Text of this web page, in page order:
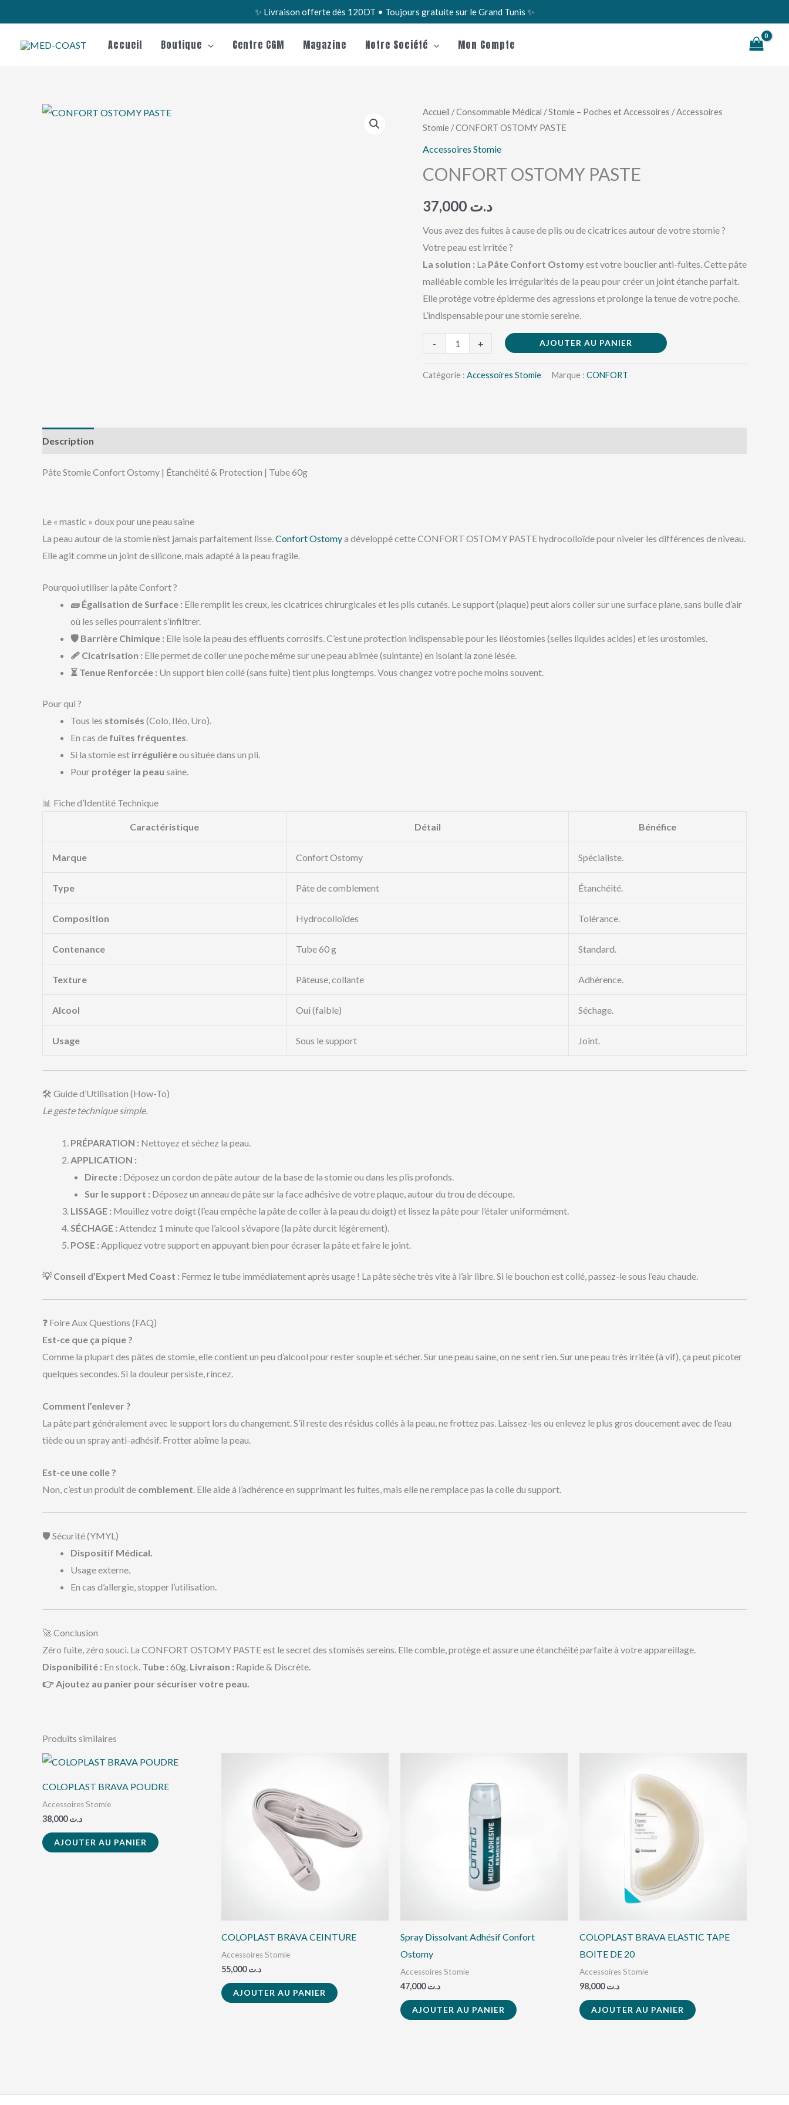
au
contenu
✨ Livraison offerte dès 120DT • Toujours gratuite sur le Grand Tunis ✨
Accueil Boutique Centre CGM Magazine Notre Société Mon Compte Rechercher
Accueil /Consommable Médical /Stomie – Poches et Accessoires /Accessoires
Stomie / CONFORT OSTOMY PASTE
Accessoires Stomie
CONFORT OSTOMY PASTE
د.ت
Vous avez des fuites à cause de plis ou de cicatrices autour de votre stomie ?
Votre peau est irritée ?
La solution : La Pâte Confort Ostomyest votre bouclier anti-fuites. Cette pâte
malléable comble les irrégularités de la peau pour créer un joint étanche parfait.
Elle protège votre épiderme des agressions et prolonge la tenue de votre poche.
L’indispensable pour une stomie sereine.
-
quantité
de
CONFORT
PASTE
+ AJOUTER AU PANIER
Catégorie : Accessoires Stomie Marque : CONFORT
Description
Pâte Stomie Confort Ostomy | Étanchéité & Protection | Tube 60g
Le « mastic » doux pour une peau saine
La peau autour de la stomie n’est jamais parfaitement lisse. Confort Ostomya développé cette CONFORT OSTOMY PASTE hydrocolloïde pour niveler les différences de niveau.
Elle agit comme un joint de silicone, mais adapté à la peau fragile.
Pourquoi utiliser la pâte Confort ?
🧱 Égalisation de Surface : Elle remplit les creux, les cicatrices chirurgicales et les plis cutanés. Le support (plaque) peut alors coller sur une surface plane, sans bulle d’air
où les selles pourraient s’infiltrer.
🛡️ Barrière Chimique : Elle isole la peau des effluents corrosifs. C’est une protection indispensable pour les iléostomies (selles liquides acides) et les urostomies.
🩹 Cicatrisation : Elle permet de coller une poche même sur une peau abîmée (suintante) en isolant la zone lésée.
⏳ Tenue Renforcée : Un support bien collé (sans fuite) tient plus longtemps. Vous changez votre poche moins souvent.
Pour qui ?
Tous les stomisés (Colo, Iléo, Uro).
En cas de fuites fréquentes.
Si la stomie est irrégulièreou située dans un pli.
Pour protéger la peau saine.
📊 Fiche d’Identité Technique
Caractéristique Détail Bénéfice
Marque Confort Ostomy Spécialiste.
Type Pâte de comblement Étanchéité.
Composition Hydrocolloïdes Tolérance.
Contenance Tube 60 g Standard.
Texture Pâteuse, collante Adhérence.
Alcool Oui (faible) Séchage.
Usage Sous le support Joint.
🛠️ Guide d’Utilisation (How-To)
Le geste technique simple.
PRÉPARATION : Nettoyez et séchez la peau.
APPLICATION :
Directe : Déposez un cordon de pâte autour de la base de la stomie ou dans les plis profonds.
Sur le support : Déposez un anneau de pâte sur la face adhésive de votre plaque, autour du trou de découpe.
LISSAGE : Mouillez votre doigt (l’eau empêche la pâte de coller à la peau du doigt) et lissez la pâte pour l’étaler uniformément.
SÉCHAGE : Attendez 1 minute que l’alcool s’évapore (la pâte durcit légèrement).
POSE : Appliquez votre support en appuyant bien pour écraser la pâte et faire le joint.
💡 Conseil d’Expert Med Coast : Fermez le tube immédiatement après usage ! La pâte sèche très vite à l’air libre. Si le bouchon est collé, passez-le sous l’eau chaude.
❓ Foire Aux Questions (FAQ)
Est-ce que ça pique ?
Comme la plupart des pâtes de stomie, elle contient un peu d’alcool pour rester souple et sécher. Sur une peau saine, on ne sent rien. Sur une peau très irritée (à vif), ça peut picoter
quelques secondes. Si la douleur persiste, rincez.
Comment l’enlever ?
La pâte part généralement avec le support lors du changement. S’il reste des résidus collés à la peau, ne frottez pas. Laissez-les ou enlevez le plus gros doucement avec de l’eau
tiède ou un spray anti-adhésif. Frotter abîme la peau.
Est-ce une colle ?
Non, c’est un produit de comblement . Elle aide à l’adhérence en supprimant les fuites, mais elle ne remplace pas la colle du support.
🛡️ Sécurité (YMYL)
Dispositif Médical.
Usage externe.
En cas d’allergie, stopper l’utilisation.
🚀 Conclusion
Zéro fuite, zéro souci. La CONFORT OSTOMY PASTE est le secret des stomisés sereins. Elle comble, protège et assure une étanchéité parfaite à votre appareillage.
Disponibilité : En stock. Tube : 60g. Livraison : Rapide & Discrète.
👉 Ajoutez au panier pour sécuriser votre peau.
Produits similaires
COLOPLAST BRAVA POUDRE
Accessoires Stomie
د.ت38,000
AJOUTER AU PANIER
COLOPLAST BRAVA CEINTURE
Accessoires Stomie
د.ت55,000
AJOUTER AU PANIER
Spray Dissolvant Adhésif Confort
Ostomy
Accessoires Stomie
د.ت47,000
AJOUTER AU PANIER
COLOPLAST BRAVA ELASTIC TAPE
BOITE DE 20
Accessoires Stomie
د.ت98,000
AJOUTER AU PANIER